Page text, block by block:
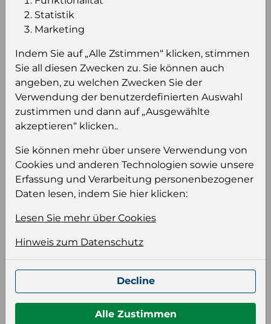
Einloggen um den Preis zu
sehen
Sie müssen eingeloggt sein, um Preise zu
sehen und/oder dieses Produkt zu kaufen.
Einloggen Anmeldung für B2B Konto
Produktinformation
Ihre Produktdatei aus
Format auswählen
Statistik
Marketing
Indem Sie auf „Alle Zstimmen“ klicken, stimmen
Sie all diesen Zwecken zu. Sie können auch
angeben, zu welchen Zwecken Sie der
Verwendung der benutzerdefinierten Auswahl
zustimmen und dann auf „Ausgewählte
akzeptieren“ klicken..
Sie können mehr über unsere Verwendung von
Cookies und anderen Technologien sowie unsere
Erfassung und Verarbeitung personenbezogener
Daten lesen, indem Sie hier klicken:
Lesen Sie mehr über Cookies
Hinweis zum Datenschutz
Decline
Alle Zustimmen